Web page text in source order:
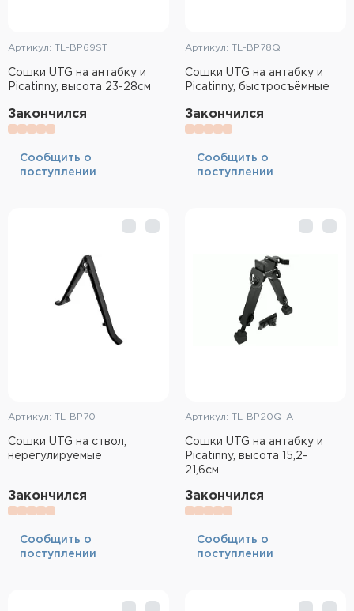
Артикул: TL-BP69ST
Сошки UTG на антабку и
Picatinny, высота 23-28см
Закончился
Cообщить о
поступлении
Артикул: TL-BP78Q
Сошки UTG на антабку и
Picatinny, быстросъёмные
Закончился
Cообщить о
поступлении
Артикул: TL-BP70
Сошки UTG на ствол,
нерегулируемые
Закончился
Cообщить о
поступлении
Артикул: TL-BP20Q-A
Сошки UTG на антабку и
Picatinny, высота 15,2-
21,6см
Закончился
Cообщить о
поступлении